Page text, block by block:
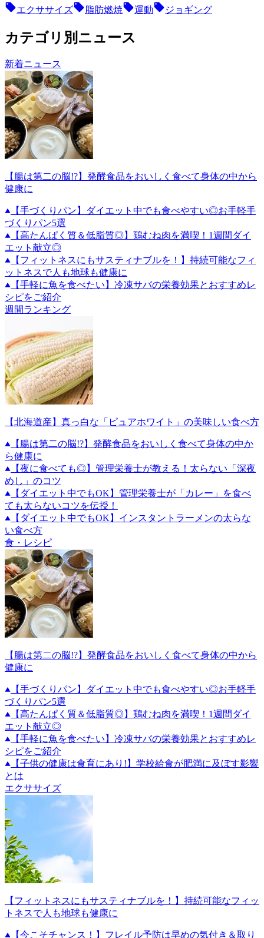
エクササイズ 脂肪燃焼 運動 ジョギング
カテゴリ別ニュース
新着ニュース
【腸は第二の脳!?】発酵食品をおいしく食べて身体の中から
健康に
【手づくりパン】ダイエット中でも食べやすい◎お手軽手
づくりパン5選
【高たんぱく質＆低脂質◎】鶏むね肉を満喫！1週間ダイ
エット献立◎
【フィットネスにもサスティナブルを！】持続可能なフィ
ットネスで人も地球も健康に
【手軽に魚を食べたい】冷凍サバの栄養効果とおすすめレ
シピをご紹介
週間ランキング
【北海道産】真っ白な「ピュアホワイト」の美味しい食べ方
【腸は第二の脳!?】発酵食品をおいしく食べて身体の中か
ら健康に
【夜に食べても◎】管理栄養士が教える！太らない「深夜
めし」のコツ
【ダイエット中でもOK】管理栄養士が「カレー」を食べ
ても太らないコツを伝授！
【ダイエット中でもOK】インスタントラーメンの太らな
い食べ方
食・レシピ
【腸は第二の脳!?】発酵食品をおいしく食べて身体の中から
健康に
【手づくりパン】ダイエット中でも食べやすい◎お手軽手
づくりパン5選
【高たんぱく質＆低脂質◎】鶏むね肉を満喫！1週間ダイ
エット献立◎
【手軽に魚を食べたい】冷凍サバの栄養効果とおすすめレ
シピをご紹介
【子供の健康は食育にあり!】学校給食が肥満に及ぼす影響
とは
エクササイズ
【フィットネスにもサスティナブルを！】持続可能なフィッ
トネスで人も地球も健康に
【今こそチャンス！】フレイル予防は早めの気付き＆取り